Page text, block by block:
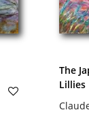
The
Lillies